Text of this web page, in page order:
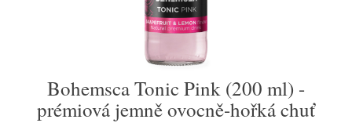
Bohemsca Tonic Pink (200 ml) -
prémiová jemně ovocně-hořká chuť